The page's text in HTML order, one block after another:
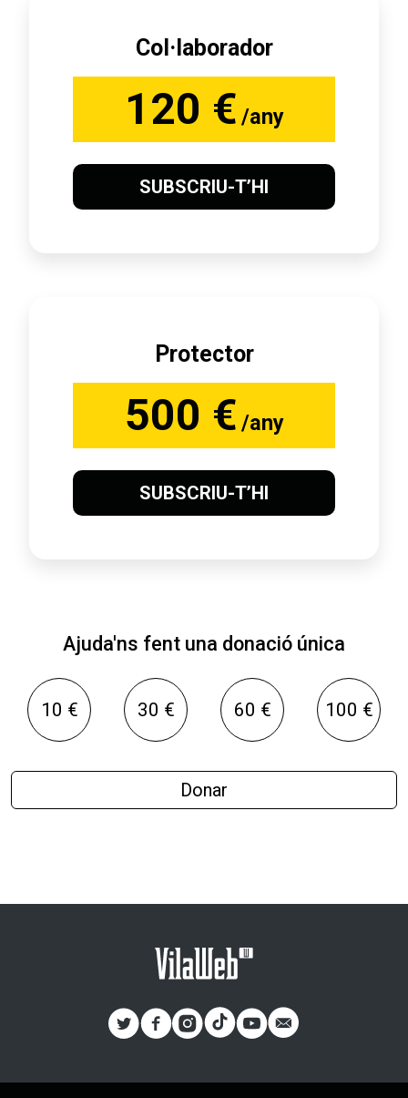
Col·laborador
120 € /any
SUBSCRIU-T’HI
Protector
500 € /any
SUBSCRIU-T’HI
Ajuda'ns fent una donació única
10 € 30 € 60 € 100 €
Donar